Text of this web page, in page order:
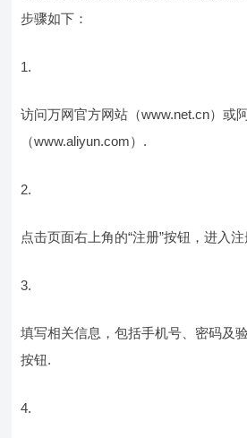
步骤如下：
访问万网官方网站（www.net.cn）或
（www.aliyun.com）.
点击页面右上角的“注册”按钮，进入
填写相关信息，包括手机号、密码及
按钮.